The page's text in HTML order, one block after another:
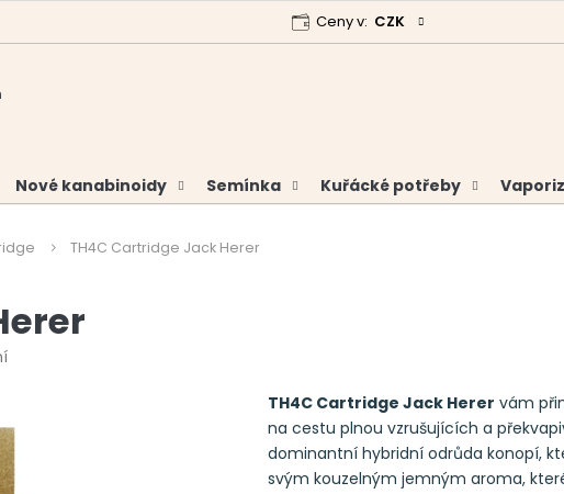
Analýzy a certifikáty
Ceny v: CZK
Nové kanabinoidy Semínka Kuřácké potřeby
TH4C Cartridge Jack Herer
TH4C Cartridge Jack Herer vám
na cestu plnou vzrušujících a
dominantní hybridní odrůda konopí,
svým kouzelným jemným aroma,